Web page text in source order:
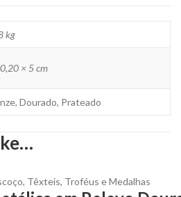
kg
× 5 cm
Dourado, Prateado
, Têxteis, Troféus e Medalhas